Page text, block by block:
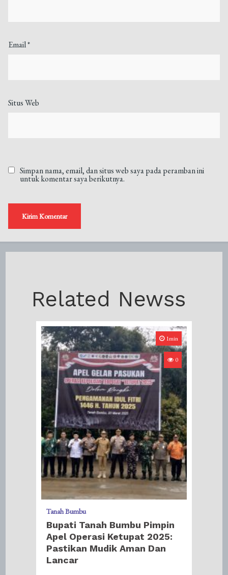
Email*
Situs Web
Simpan nama, email, dan situs web saya pada peramban ini
untuk komentar saya berikutnya.
Related Newss
1min
0
Tanah Bumbu
Bupati Tanah Bumbu Pimpin
Apel Operasi Ketupat 2025:
Pastikan Mudik Aman Dan
Lancar